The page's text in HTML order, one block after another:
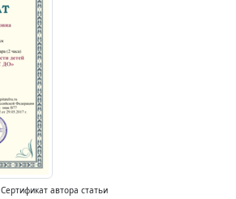
Сертификат автора статьи